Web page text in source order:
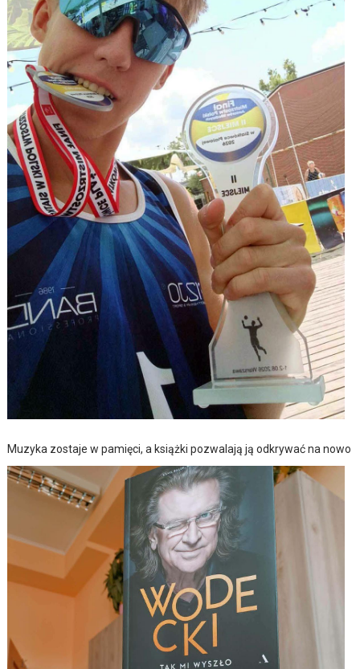
Muzyka zostaje w pamięci, a książki pozwalają ją odkrywać na nowo